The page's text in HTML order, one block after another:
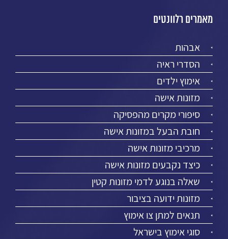
מאמרים רלוונטים
אבהות
הסדרי ראיה
אימוץ ילדים
מזונות אישה
סיפורי מקרים מהפסיקה
חובת הבעל במזונות אישה
מרכיבי מזונות אישה
כיצד נקבעים מזונות אישה
שאלה בנוגע לדמי מזונות קטין
מזונות ידועה בציבור
תנאים למתן צו אימוץ
סוגי אימוץ בישראל